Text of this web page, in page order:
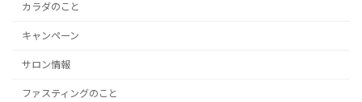
カラダのこと
キャンペーン
サロン情報
ファスティングのこと